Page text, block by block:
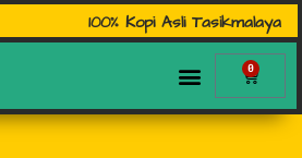
100% Kopi Asli Tasikmalaya
0